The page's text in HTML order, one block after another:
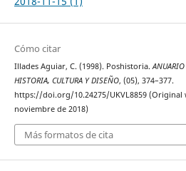
Cómo citar
Illades Aguiar, C. (1998). Poshistoria.ANUARIO
HISTORIA, CULTURA Y DISEÑO, (05), 374–377.
https://doi.org/10.24275/UKVL8859 (Original
noviembre de 2018)
Más formatos de cita